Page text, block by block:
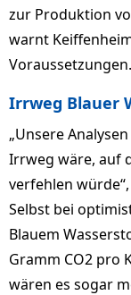
zur Produktion
warnt
Voraussetzungen.
Irrweg Blauer
„Unsere
Irrweg wäre, auf
verfehlen
Selbst bei
Blauem
Gramm CO2 pro
wären es sogar